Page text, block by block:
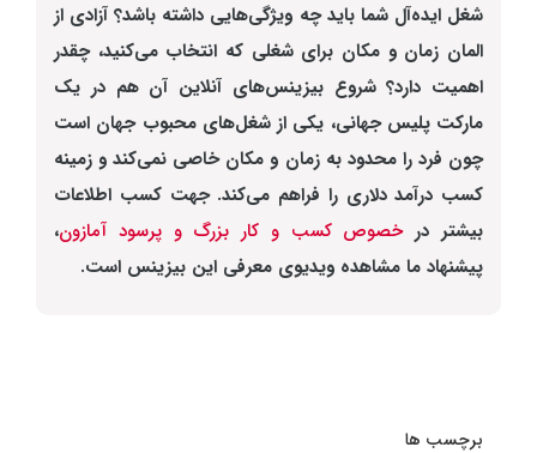
شغل ایده‌آل شما باید چه ویژگی‌هایی داشته باشد؟ آزادی از
المان زمان و مکان برای شغلی که انتخاب می‌کنید، چقدر
اهمیت دارد؟ شروع بیزینس‌های آنلاین آن هم در یک
مارکت پلیس جهانی، یکی از شغل‌های محبوب جهان است
چون فرد را محدود به زمان و مکان خاصی نمی‌کند و زمینه
کسب درآمد دلاری را فراهم می‌کند. جهت کسب اطلاعات
بیشتر درخصوص کسب و کار بزرگ و پرسود آمازون،
پیشنهاد ما مشاهده ویدیوی معرفی این بیزینس است.
برچسب ها